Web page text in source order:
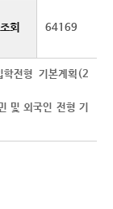
조회 64169
전형 기본계획(2
및 외국인 전형 기